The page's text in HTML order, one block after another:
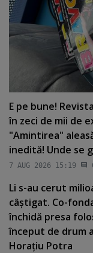
E pe bune!
în zeci de mii de
"Amintirea"
inedită! Unde se
7 AUG 2026 15:19
Li s-au cerut
câştigat. Co-
închidă presa
început de drum
Horaţiu Potra